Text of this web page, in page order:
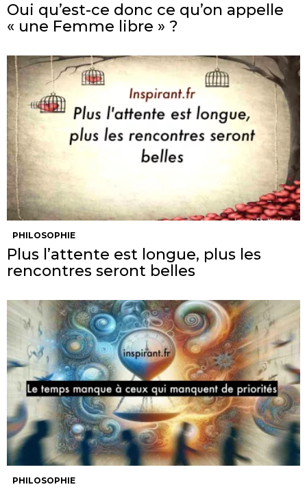
Oui qu’est-ce donc ce qu’on appelle
« une Femme libre » ?
PHILOSOPHIE
Plus l’attente est longue, plus les
rencontres seront belles
PHILOSOPHIE